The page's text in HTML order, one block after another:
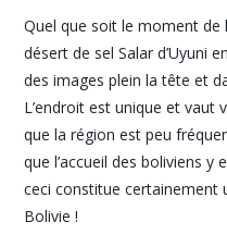
Quel que soit le moment de
désert de sel Salar d’Uyuni
des images plein la tête et
L’endroit est unique et vaut
que la région est peu
que l’accueil des boliviens y
ceci constitue certainement
Bolivie !